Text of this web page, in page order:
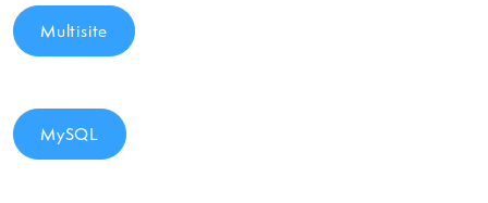
Multisite
MySQL